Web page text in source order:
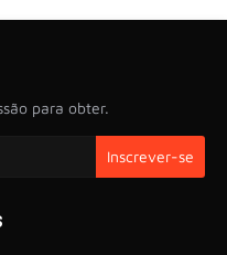
para obter.